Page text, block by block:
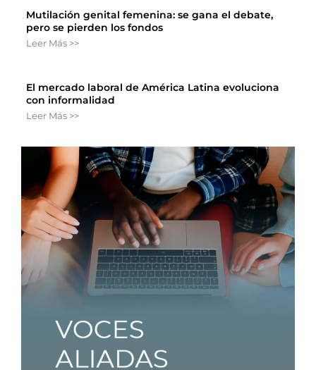
Mutilación genital femenina: se gana el debate,
pero se pierden los fondos
Leer Más >>
El mercado laboral de América Latina evoluciona
con informalidad
Leer Más >>